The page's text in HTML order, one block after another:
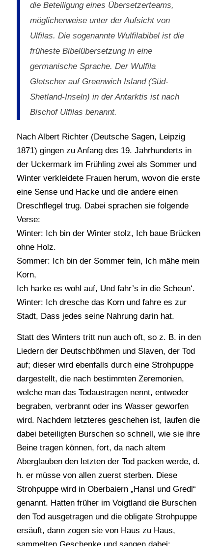
die Beteiligung eines Übersetzerteams,
möglicherweise unter der Aufsicht von
Ulfilas. Die sogenannte Wulfilabibel ist die
früheste Bibelübersetzung in eine
germanische Sprache. Der Wulfila
Gletscher auf Greenwich Island (Süd-
Shetland-Inseln) in der Antarktis ist nach
Bischof Ulfilas benannt.
Nach Albert Richter (Deutsche Sagen, Leipzig
1871) gingen zu Anfang des 19. Jahrhunderts in
der Uckermark im Frühling zwei als Sommer und
Winter verkleidete Frauen herum, wovon die erste
eine Sense und Hacke und die andere einen
Dreschflegel trug. Dabei sprachen sie folgende
Verse:
Winter: Ich bin der Winter stolz, Ich baue Brücken
ohne Holz.
Sommer: Ich bin der Sommer fein, Ich mähe mein
Korn,
Ich harke es wohl auf, Und fahr’s in die Scheun‘.
Winter: Ich dresche das Korn und fahre es zur
Stadt, Dass jedes seine Nahrung darin hat.
Statt des Winters tritt nun auch oft, so z. B. in den
Liedern der Deutschböhmen und Slaven, der Tod
auf; dieser wird ebenfalls durch eine Strohpuppe
dargestellt, die nach bestimmten Zeremonien,
welche man das Todaustragen nennt, entweder
begraben, verbrannt oder ins Wasser geworfen
wird. Nachdem letzteres geschehen ist, laufen die
dabei beteiligten Burschen so schnell, wie sie ihre
Beine tragen können, fort, da nach altem
Aberglauben den letzten der Tod packen werde, d.
h. er müsse von allen zuerst sterben. Diese
Strohpuppe wird in Oberbaiern „Hansl und Gredl“
genannt. Hatten früher im Voigtland die Burschen
den Tod ausgetragen und die obligate Strohpuppe
ersäuft, dann zogen sie von Haus zu Haus,